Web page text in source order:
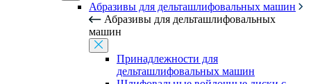
Абразивы для дельташлифовальных машин
Абразивы для дельташлифовальных
машин
Принадлежности для
дельташлифовальных машин